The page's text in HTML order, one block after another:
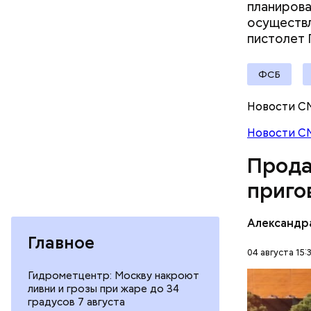
Главное
Гидрометцентр: Москву накроют
ливни и грозы при жаре до 34
градусов 7 августа
пистолет
ФСБ
Новости
Новости
04 августа
В мае
Гусейна
Фото:
Молодого
которая
дней